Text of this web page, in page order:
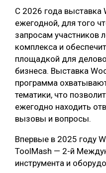
ЦБП
КОМПЛЕКСНАЯ
ЛЕСОПИЛЕНИЕ
ДЕРЕВЯННОЕ
СОРТИРОВКА ДРЕВЕСИНЫ
СУШКА ДРЕВЕСИНЫ
МЕБЕЛЬНОЕ ПРОИЗВОДСТВО
С 2026 года выставка
ежегодной, для того
запросам участников
комплекса и
площадкой для
бизнеса. Выставка
программа
тематики, что
ежегодно находить
вызовы и вопросы.
Впервые в 2025 году
ToolMash — 2-й
инструмента и